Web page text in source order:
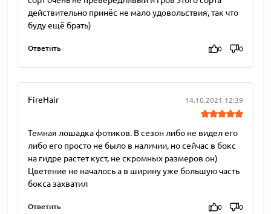
действительно принёс не мало удовольствия, так что
буду ещё брать)
Ответить 0 0
FireHair 14.10.2021 12:39
Темная лошадка фотиков. В сезон либо не видел его
либо его просто не было в наличии, но сейчас в бокс
на гидре растет куст, не скромных размеров он)
Цветение не началось а в ширину уже большую часть
бокса захватил
Ответить 0 0